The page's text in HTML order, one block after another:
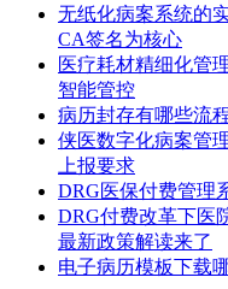
无纸化病案系统的
CA签名为核心
医疗耗材精细化管
智能管控
病历封存有哪些流
侠医数字化病案管
上报要求
DRG医保付费管理
DRG付费改革下医
最新政策解读来了
电子病历模板下载